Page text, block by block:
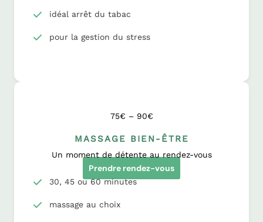
idéal arrêt du tabac
pour la gestion du stress
75€ – 90€
MASSAGE BIEN-ÊTRE
Un moment de détente au rendez-vous
Prendre rendez-vous
30, 45 ou 60 minutes
massage au choix